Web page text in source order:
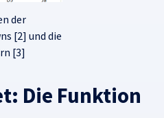
der
[2] und die
[3]
Die Funktion